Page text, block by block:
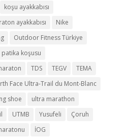
koşu ayakkabısı
ayakkabısı
Nike
Outdoor Fitness Türkiye
patika koşusu
TDS TEGV
TEMA
Face Ultra-Trail du Mont-Blanc
shoe
ultra marathon
UTMB Yusufeli
Çoruh
İOG